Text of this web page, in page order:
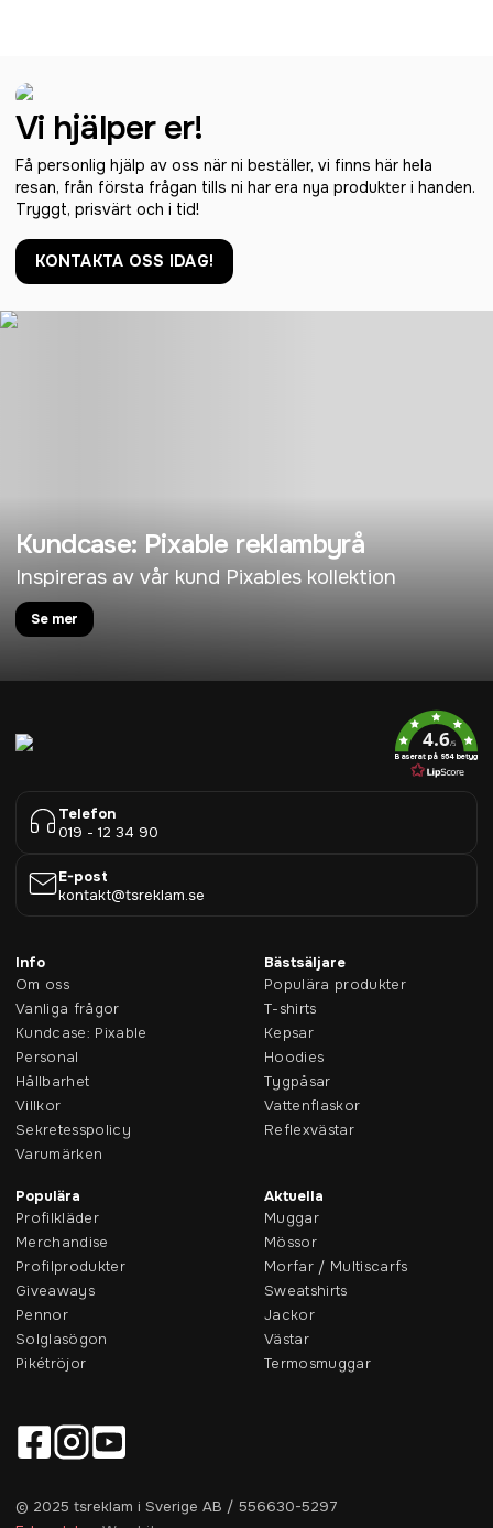
Vi hjälper er!
Få personlig hjälp av oss när ni beställer, vi finns här hela
resan, från första frågan tills ni har era nya produkter i handen.
Tryggt, prisvärt och i tid!
KONTAKTA OSS IDAG!
Kundcase: Pixable reklambyrå
Inspireras av vår kund Pixables kollektion
Se mer
4.6/5
Baserat på 954 betyg
Telefon
019 - 12 34 90
E-post
kontakt@tsreklam.se
Info
Om oss
Vanliga frågor
Kundcase: Pixable
Personal
Hållbarhet
Villkor
Sekretesspolicy
Varumärken
Bästsäljare
Populära produkter
T-shirts
Kepsar
Hoodies
Tygpåsar
Vattenflaskor
Reflexvästar
Populära
Profilkläder
Merchandise
Profilprodukter
Giveaways
Pennor
Solglasögon
Pikétröjor
Aktuella
Muggar
Mössor
Morfar / Multiscarfs
Sweatshirts
Jackor
Västar
Termosmuggar
© 2025 tsreklam i Sverige AB / 556630-5297